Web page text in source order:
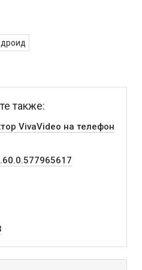
также:
VivaVideo на телефон